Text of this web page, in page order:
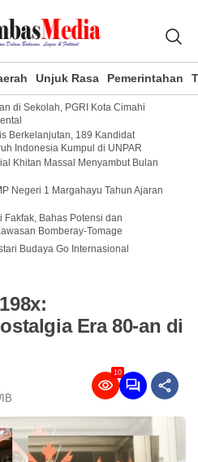
Unjuk Rasa Pemerintahan
di Sekolah, PGRI Kota Cimahi
Berkelanjutan, 189 Kandidat
Indonesia Kumpul di UNPAR
Khitan Massal Menyambut Bulan
Negeri 1 Margahayu Tahun Ajaran
Fakfak, Bahas Potensi dan
Bomberay-Tomage
Budaya Go Internasional
Era 80-an di
10